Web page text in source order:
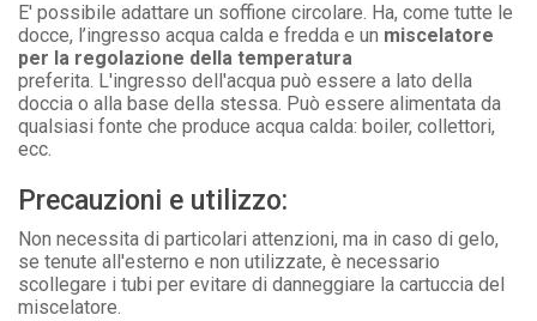
E' possibile adattare un soffione circolare. Ha, come tutte le
docce, l’ingresso acqua calda e fredda e un miscelatore
per la regolazione della temperatura
preferita. L'ingresso dell'acqua può essere a lato della
doccia o alla base della stessa. Può essere alimentata da
qualsiasi fonte che produce acqua calda: boiler, collettori,
ecc.
Precauzioni e utilizzo:
Non necessita di particolari attenzioni, ma in caso di gelo,
se tenute all'esterno e non utilizzate, è necessario
scollegare i tubi per evitare di danneggiare la cartuccia del
miscelatore.